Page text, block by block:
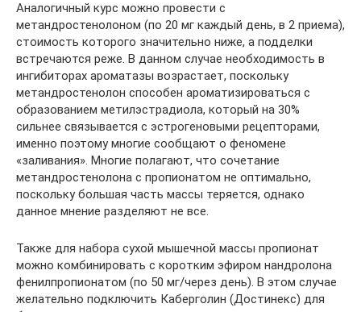
Аналогичный курс можно провести с
метандростенолоном (по 20 мг каждый день, в 2 приема),
стоимость которого значительно ниже, а подделки
встречаются реже. В данном случае необходимость в
ингибиторах ароматазы возрастает, поскольку
метандростенолон способен ароматизироваться с
образованием метилэстрадиола, который на 30%
сильнее связывается с эстрогеновыми рецепторами,
именно поэтому многие сообщают о феномене
«заливания». Многие полагают, что сочетание
метандростенолона с пропионатом не оптимально,
поскольку большая часть массы теряется, однако
данное мнение разделяют не все.
Также для набора сухой мышечной массы пропионат
можно комбинировать с коротким эфиром нандролона
фенилпропионатом (по 50 мг/через день). В этом случае
желательно подключить Каберголин (Достинекс) для